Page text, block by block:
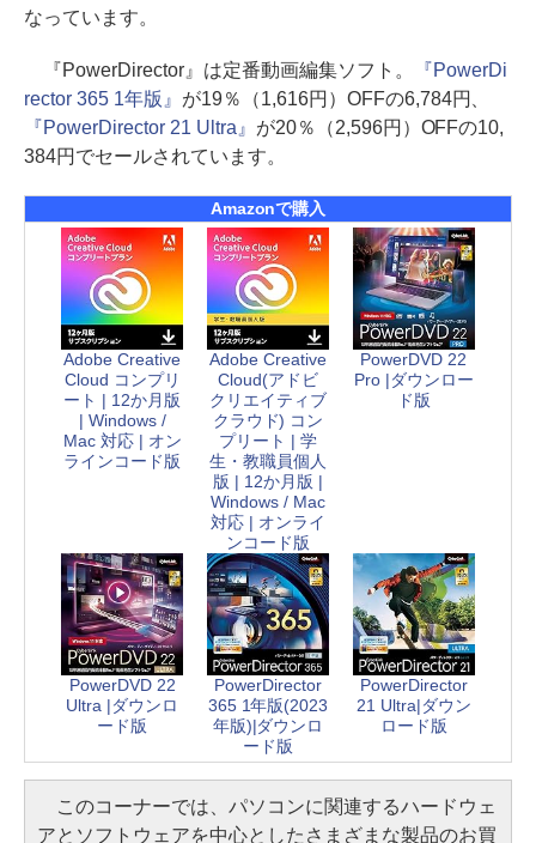
なっています。
『PowerDirector』は定番動画編集ソフト。
『PowerDi
rector 365 1年版』 が19％（1,616円）OFFの6,784円、
『PowerDirector 21 Ultra』 が20％（2,596円）OFFの10,
384円でセールされています。
Amazonで購入
Adobe Creative
Cloud コンプリ
ート | 12か月版
| Windows /
Mac 対応 | オン
ラインコード版
Adobe Creative
Cloud(アドビ
クリエイティブ
クラウド) コン
プリート | 学
生・教職員個人
版 | 12か月版 |
Windows / Mac
対応 | オンライ
ンコード版
PowerDVD 22
Pro |ダウンロー
ド版
PowerDVD 22
Ultra |ダウンロ
ード版
PowerDirector
365 1年版(2023
年版)|ダウンロ
ード版
PowerDirector
21 Ultra|ダウン
ロード版
このコーナーでは、パソコンに関連するハードウェ
アとソフトウェアを中心としたさまざまな製品のお買